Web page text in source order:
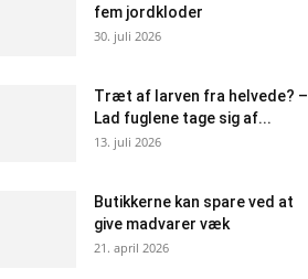
fem jordkloder
30. juli 2026
Træt af larven fra helvede? –
Lad fuglene tage sig af...
13. juli 2026
Butikkerne kan spare ved at
give madvarer væk
21. april 2026